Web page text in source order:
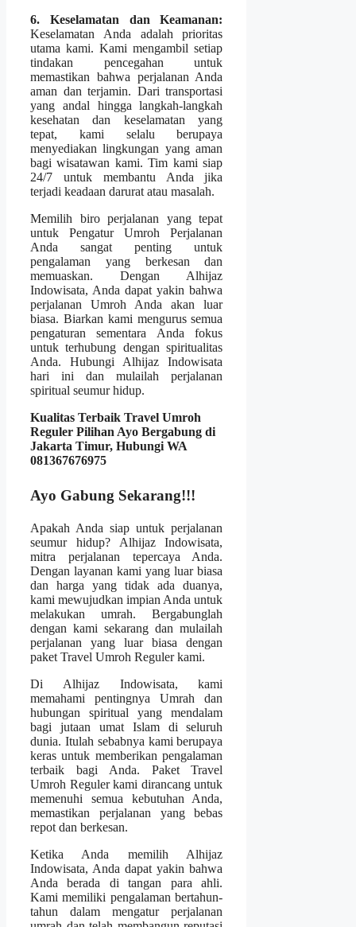
6. Keselamatan dan Keamanan:
Keselamatan Anda adalah prioritas
utama kami. Kami mengambil setiap
tindakan pencegahan untuk
memastikan bahwa perjalanan Anda
aman dan terjamin. Dari transportasi
yang andal hingga langkah-langkah
kesehatan dan keselamatan yang
tepat, kami selalu berupaya
menyediakan lingkungan yang aman
bagi wisatawan kami. Tim kami siap
24/7 untuk membantu Anda jika
terjadi keadaan darurat atau masalah.
Memilih biro perjalanan yang tepat
untuk Pengatur Umroh Perjalanan
Anda sangat penting untuk
pengalaman yang berkesan dan
memuaskan. Dengan Alhijaz
Indowisata, Anda dapat yakin bahwa
perjalanan Umroh Anda akan luar
biasa. Biarkan kami mengurus semua
pengaturan sementara Anda fokus
untuk terhubung dengan spiritualitas
Anda. Hubungi Alhijaz Indowisata
hari ini dan mulailah perjalanan
spiritual seumur hidup.
Kualitas Terbaik Travel Umroh
Reguler Pilihan Ayo Bergabung di
Jakarta Timur, Hubungi WA
081367676975
Ayo Gabung Sekarang!!!
Apakah Anda siap untuk perjalanan
seumur hidup? Alhijaz Indowisata,
mitra perjalanan tepercaya Anda.
Dengan layanan kami yang luar biasa
dan harga yang tidak ada duanya,
kami mewujudkan impian Anda untuk
melakukan umrah. Bergabunglah
dengan kami sekarang dan mulailah
perjalanan yang luar biasa dengan
paket Travel Umroh Reguler kami.
Di Alhijaz Indowisata, kami
memahami pentingnya Umrah dan
hubungan spiritual yang mendalam
bagi jutaan umat Islam di seluruh
dunia. Itulah sebabnya kami berupaya
keras untuk memberikan pengalaman
terbaik bagi Anda. Paket Travel
Umroh Reguler kami dirancang untuk
memenuhi semua kebutuhan Anda,
memastikan perjalanan yang bebas
repot dan berkesan.
Ketika Anda memilih Alhijaz
Indowisata, Anda dapat yakin bahwa
Anda berada di tangan para ahli.
Kami memiliki pengalaman bertahun-
tahun dalam mengatur perjalanan